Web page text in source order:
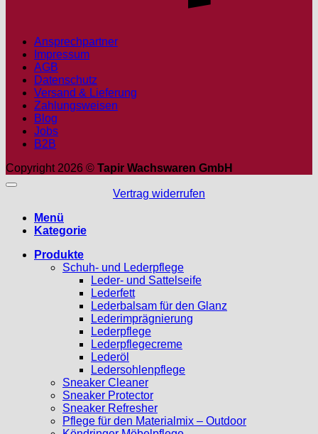
Ansprechpartner
Impressum
AGB
Datenschutz
Versand & Lieferung
Zahlungsweisen
Blog
Jobs
B2B
Copyright 2026 © Tapir Wachswaren GmbH
Vertrag widerrufen
Menü
Kategorie
Produkte
Schuh- und Lederpflege
Leder- und Sattelseife
Lederfett
Lederbalsam für den Glanz
Lederimprägnierung
Lederpflege
Lederpflegecreme
Lederöl
Ledersohlenpflege
Sneaker Cleaner
Sneaker Protector
Sneaker Refresher
Pflege für den Materialmix – Outdoor